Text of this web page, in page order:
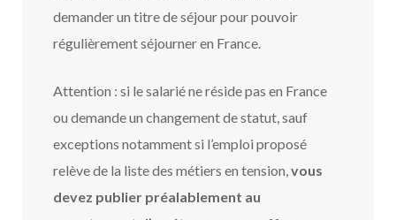
demander un titre de séjour pour pouvoir
régulièrement séjourner en France.
Attention : si le salarié ne réside pas en France
ou demande un changement de statut, sauf
exceptions notamment si l’emploi proposé
relève de la liste des métiers en tension,vous
devez publier préalablement au